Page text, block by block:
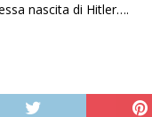
nascita di Hitler….